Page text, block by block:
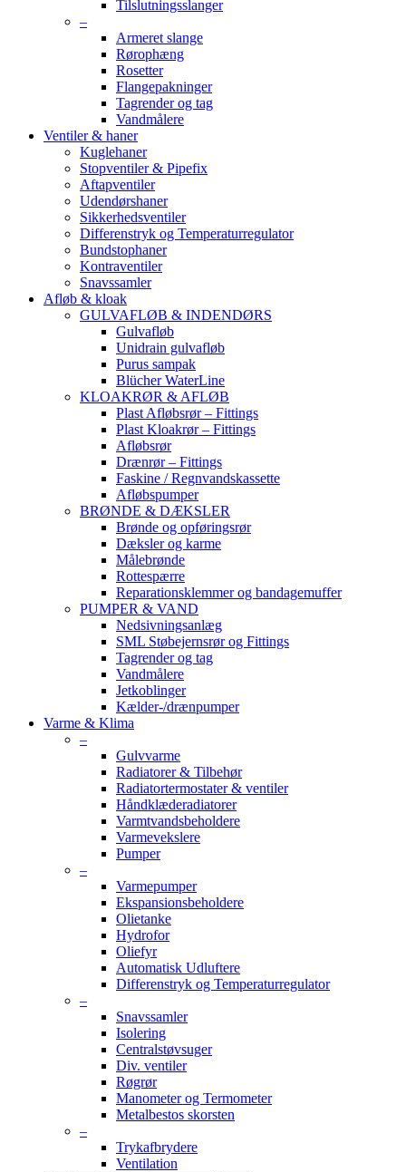
Tilslutningsslanger
–
Armeret slange
Rørophæng
Rosetter
Flangepakninger
Tagrender og tag
Vandmålere
Ventiler & haner
Kuglehaner
Stopventiler & Pipefix
Aftapventiler
Udendørshaner
Sikkerhedsventiler
Differenstryk og Temperaturregulator
Bundstophaner
Kontraventiler
Snavssamler
Afløb & kloak
GULVAFLØB & INDENDØRS
Gulvafløb
Unidrain gulvafløb
Purus sampak
Blücher WaterLine
KLOAKRØR & AFLØB
Plast Afløbsrør – Fittings
Plast Kloakrør – Fittings
Afløbsrør
Drænrør – Fittings
Faskine / Regnvandskassette
Afløbspumper
BRØNDE & DÆKSLER
Brønde og opføringsrør
Dæksler og karme
Målebrønde
Rottespærre
Reparationsklemmer og bandagemuffer
PUMPER & VAND
Nedsivningsanlæg
SML Støbejernsrør og Fittings
Tagrender og tag
Vandmålere
Jetkoblinger
Kælder-/drænpumper
Varme & Klima
–
Gulvvarme
Radiatorer & Tilbehør
Radiatortermostater & ventiler
Håndklæderadiatorer
Varmtvandsbeholdere
Varmevekslere
Pumper
–
Varmepumper
Ekspansionsbeholdere
Olietanke
Hydrofor
Oliefyr
Automatisk Udluftere
Differenstryk og Temperaturregulator
–
Snavssamler
Isolering
Centralstøvsuger
Div. ventiler
Røgrør
Manometer og Termometer
Metalbestos skorsten
–
Trykafbrydere
Ventilation